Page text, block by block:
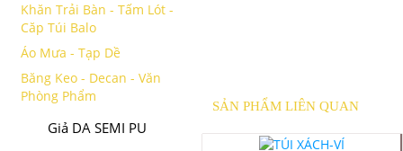
Khăn Trải Bàn - Tấm Lót -
Căp Túi Balo
Áo Mưa - Tạp Dề
Băng Keo - Decan - Văn
Phòng Phẩm
Giả DA SEMI PU
SẢN PHẨM LIÊN QUAN